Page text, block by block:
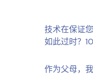
技术在保证
如此过时？
作为父母，